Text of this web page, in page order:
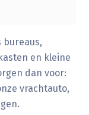
bureaus,
en kleine
dan voor:
vrachtauto,